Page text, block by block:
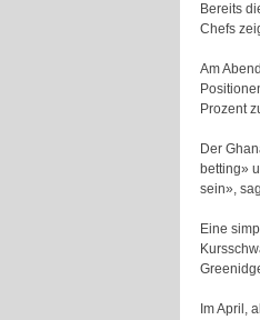
Bereits
Chefs
Am
Prozent
Der
betting»
sein»,
Eine
Im April,